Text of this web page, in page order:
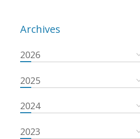
Archives
2026
2025
2024
2023